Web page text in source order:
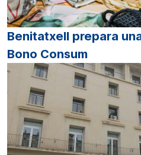
Benitatxell prepara
Bono Consum